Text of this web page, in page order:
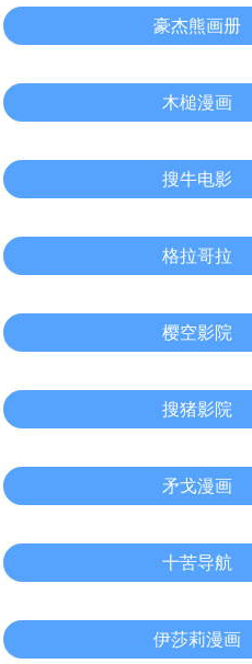
豪杰熊画册
木槌漫画
搜牛电影
格拉哥拉
樱空影院
搜猪影院
矛戈漫画
十苦导航
伊莎莉漫画